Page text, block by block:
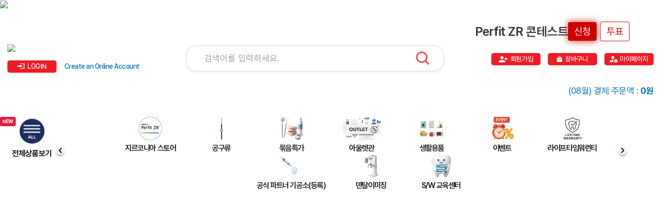
LOGIN Create an Online Account
Perfit ZR 콘테스트 신청 투표
회원가입 장바구니 마이페이지
(08월) 결제 주문액 : 0원
전체상품보기
지르코니아 스토어 공구류 묶음특가 아울렛관 생활용품 이벤트 라이프타임워런티
공식 파트너 기공소(등록) 덴탈이미징 S/W 교육센터